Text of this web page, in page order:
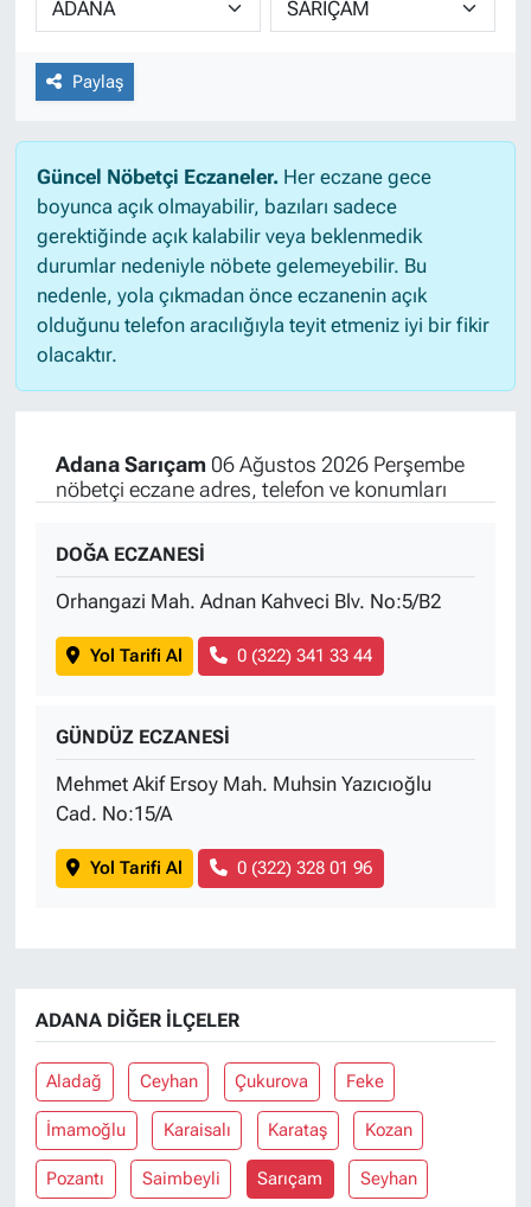
Paylaş
Güncel Nöbetçi Eczaneler.Her eczane gece
boyunca açık olmayabilir, bazıları sadece
gerektiğinde açık kalabilir veya beklenmedik
durumlar nedeniyle nöbete gelemeyebilir. Bu
nedenle, yola çıkmadan önce eczanenin açık
olduğunu telefon aracılığıyla teyit etmeniz iyi bir fikir
olacaktır.
Adana Sarıçam06 Ağustos 2026 Perşembe
nöbetçi eczane adres, telefon ve konumları
DOĞA ECZANESİ
Orhangazi Mah. Adnan Kahveci Blv. No:5/B2
Yol Tarifi Al 0 (322) 341 33 44
GÜNDÜZ ECZANESİ
Mehmet Akif Ersoy Mah. Muhsin Yazıcıoğlu
Cad. No:15/A
Yol Tarifi Al 0 (322) 328 01 96
ADANA DIĞER İLÇELER
Aladağ Ceyhan Çukurova Feke
İmamoğlu Karaisalı Karataş Kozan
Pozantı Saimbeyli Sarıçam Seyhan